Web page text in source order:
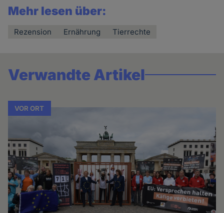
Mehr lesen über:
Rezension Ernährung Tierrechte
Verwandte Artikel
VOR ORT